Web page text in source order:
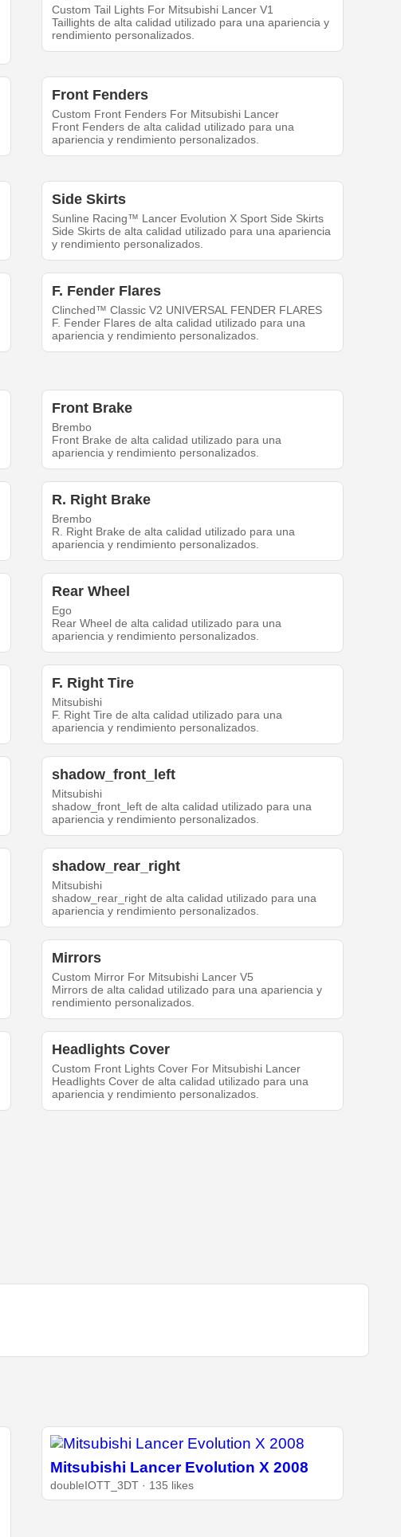
Custom Tail Lights For Mitsubishi Lancer V1
Taillights de alta calidad utilizado para una apariencia y
rendimiento personalizados.
Front Fenders
Custom Front Fenders For Mitsubishi Lancer
Front Fenders de alta calidad utilizado para una
apariencia y rendimiento personalizados.
Side Skirts
Sunline Racing™ Lancer Evolution X Sport Side Skirts
Side Skirts de alta calidad utilizado para una apariencia
y rendimiento personalizados.
F. Fender Flares
Clinched™ Classic V2 UNIVERSAL FENDER FLARES
F. Fender Flares de alta calidad utilizado para una
apariencia y rendimiento personalizados.
Front Brake
Brembo
Front Brake de alta calidad utilizado para una
apariencia y rendimiento personalizados.
R. Right Brake
Brembo
R. Right Brake de alta calidad utilizado para una
apariencia y rendimiento personalizados.
Rear Wheel
Ego
Rear Wheel de alta calidad utilizado para una
apariencia y rendimiento personalizados.
F. Right Tire
Mitsubishi
F. Right Tire de alta calidad utilizado para una
apariencia y rendimiento personalizados.
shadow_front_left
Mitsubishi
shadow_front_left de alta calidad utilizado para una
apariencia y rendimiento personalizados.
shadow_rear_right
Mitsubishi
shadow_rear_right de alta calidad utilizado para una
apariencia y rendimiento personalizados.
Mirrors
Custom Mirror For Mitsubishi Lancer V5
Mirrors de alta calidad utilizado para una apariencia y
rendimiento personalizados.
Headlights Cover
Custom Front Lights Cover For Mitsubishi Lancer
Headlights Cover de alta calidad utilizado para una
apariencia y rendimiento personalizados.
Mitsubishi Lancer Evolution X 2008
doubleIOTT_3DT · 135 likes